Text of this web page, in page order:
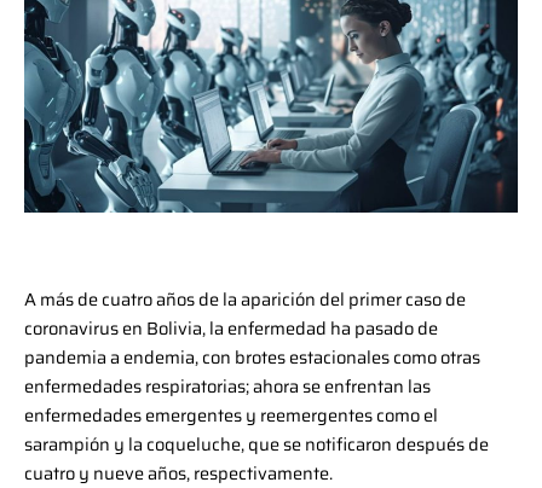
A más de cuatro años de la aparición del primer caso de
coronavirus en Bolivia, la enfermedad ha pasado de
pandemia a endemia, con brotes estacionales como otras
enfermedades respiratorias; ahora se enfrentan las
enfermedades emergentes y reemergentes como el
sarampión y la coqueluche, que se notificaron después de
cuatro y nueve años, respectivamente.